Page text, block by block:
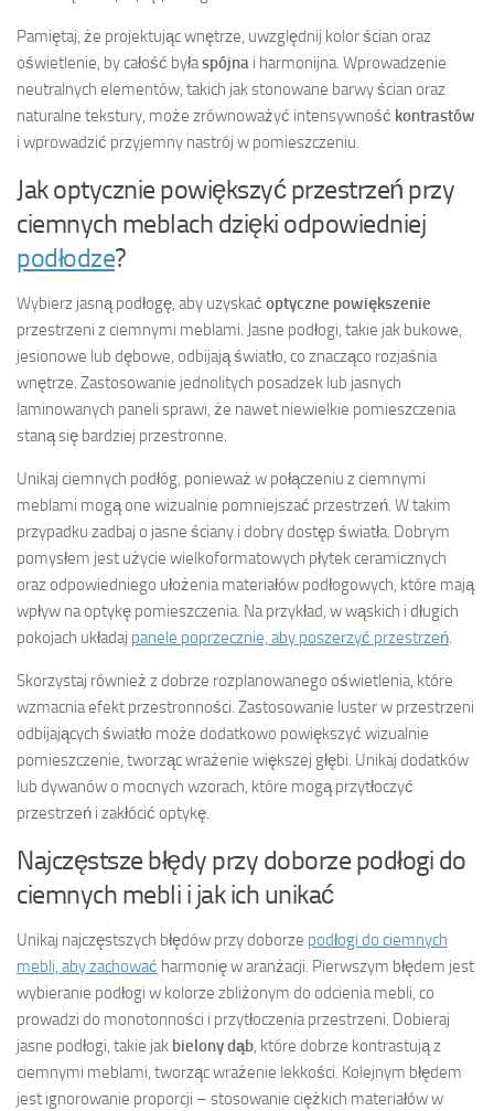
Pamiętaj, że projektując wnętrze, uwzględnij kolor ścian oraz
oświetlenie, by całość byłaspójna i harmonijna. Wprowadzenie
neutralnych elementów, takich jak stonowane barwy ścian oraz
naturalne tekstury, może zrównoważyć intensywność kontrastów
i wprowadzić przyjemny nastrój w pomieszczeniu.
Jak optycznie powiększyć przestrzeń przy
ciemnych meblach dzięki odpowiedniej
podłodze?
Wybierz jasną podłogę, aby uzyskać optyczne powiększenie
przestrzeni z ciemnymi meblami. Jasne podłogi, takie jak bukowe,
jesionowe lub dębowe, odbijają światło, co znacząco rozjaśnia
wnętrze. Zastosowanie jednolitych posadzek lub jasnych
laminowanych paneli sprawi, że nawet niewielkie pomieszczenia
staną się bardziej przestronne.
Unikaj ciemnych podłóg, ponieważ w połączeniu z ciemnymi
meblami mogą one wizualnie pomniejszać przestrzeń. W takim
przypadku zadbaj o jasne ściany i dobry dostęp światła. Dobrym
pomysłem jest użycie wielkoformatowych płytek ceramicznych
oraz odpowiedniego ułożenia materiałów podłogowych, które mają
wpływ na optykę pomieszczenia. Na przykład, w wąskich i długich
pokojach układaj panele poprzecznie, aby poszerzyć przestrzeń.
Skorzystaj również z dobrze rozplanowanego oświetlenia, które
wzmacnia efekt przestronności. Zastosowanie luster w przestrzeni
odbijających światło może dodatkowo powiększyć wizualnie
pomieszczenie, tworząc wrażenie większej głębi. Unikaj dodatków
lub dywanów o mocnych wzorach, które mogą przytłoczyć
przestrzeń i zakłócić optykę.
Najczęstsze błędy przy doborze podłogi do
ciemnych mebli i jak ich unikać
Unikaj najczęstszych błędów przy doborze podłogi do ciemnych
mebli, aby zachować harmonię w aranżacji. Pierwszym błędem jest
wybieranie podłogi w kolorze zbliżonym do odcienia mebli, co
prowadzi do monotonności i przytłoczenia przestrzeni. Dobieraj
jasne podłogi, takie jak bielony dąb, które dobrze kontrastują z
ciemnymi meblami, tworząc wrażenie lekkości. Kolejnym błędem
jest ignorowanie proporcji – stosowanie ciężkich materiałów w